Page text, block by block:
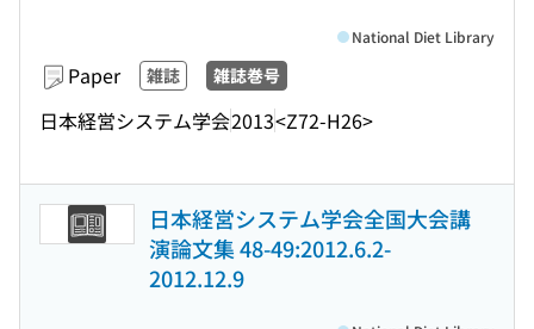
Paper 雑誌 雑誌巻号
日本経営システム学会2013<Z72-H26>
National Diet Library
日本経営システム学会全国大会講
演論文集 48-49:2012.6.2-
2012.12.9